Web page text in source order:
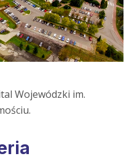
Wojewódzki im.